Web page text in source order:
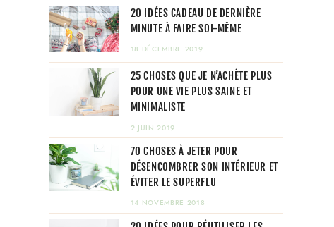
20 IDÉES CADEAU DE DERNIÈRE
MINUTE À FAIRE SOI-MÊME
18 DÉCEMBRE 2019
25 CHOSES QUE JE N’ACHÈTE PLUS
POUR UNE VIE PLUS SAINE ET
MINIMALISTE
2 JUIN 2019
70 CHOSES À JETER POUR
DÉSENCOMBRER SON INTÉRIEUR ET
ÉVITER LE SUPERFLU
14 NOVEMBRE 2018